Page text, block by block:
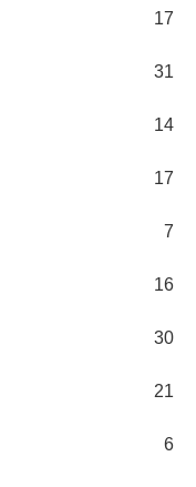
17
31
14
17
7
16
30
21
6